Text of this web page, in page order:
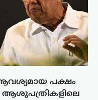
പക്ഷം